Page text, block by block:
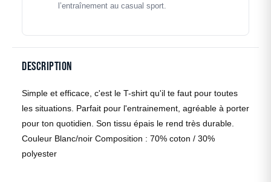
l’entraînement au casual sport.
Description
Simple et efficace, c'est le T-shirt qu'il te faut pour toutes
les situations. Parfait pour l'entrainement, agréable à porter
pour ton quotidien. Son tissu épais le rend très durable.
Couleur Blanc/noir Composition : 70% coton / 30%
polyester